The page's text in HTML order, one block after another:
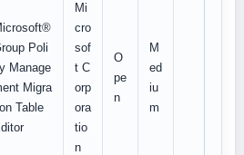
Poli
Manage
Migra
Table
Mi
cro
sof
t C
orp
ora
tio
n
O
pe
n
M
ed
iu
m